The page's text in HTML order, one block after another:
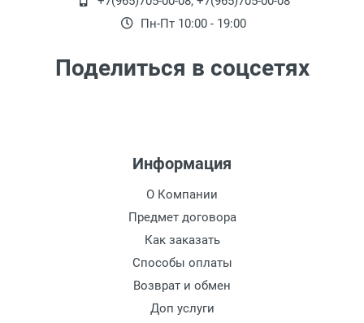
Пн-Пт 10:00 - 19:00
Поделиться в соцсетях
Информация
О Компании
Предмет договора
Как заказать
Способы оплаты
Возврат и обмен
Доп услуги